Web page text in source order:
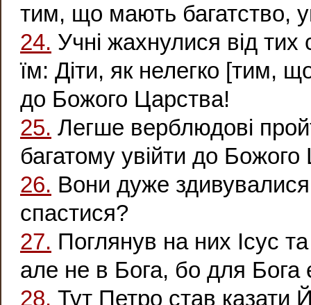
тим, що мають багатство,
24. Учні жахнулися від тих
їм: Діти, як нелегко [тим,
до Божого Царства!
25. Легше верблюдові
багатому увійти до
26. Вони дуже
спастися?
27. Поглянув на них Ісус
але не в Бога, бо для
28. Тут Петро став